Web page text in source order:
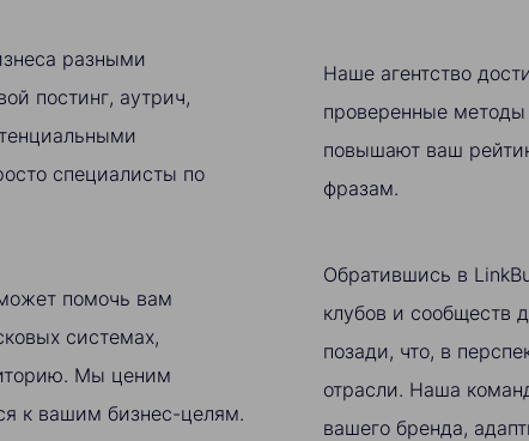
разными
постинг, аутрич,
специалисты по
помочь вам
системах,
Мы ценим
к вашим бизнес-целям.
Наше агентство
проверенные методы
повышают ваш
фразам.
Обратившись в
клубов и сообществ
позади, что, в
отрасли. Наша
вашего бренда,